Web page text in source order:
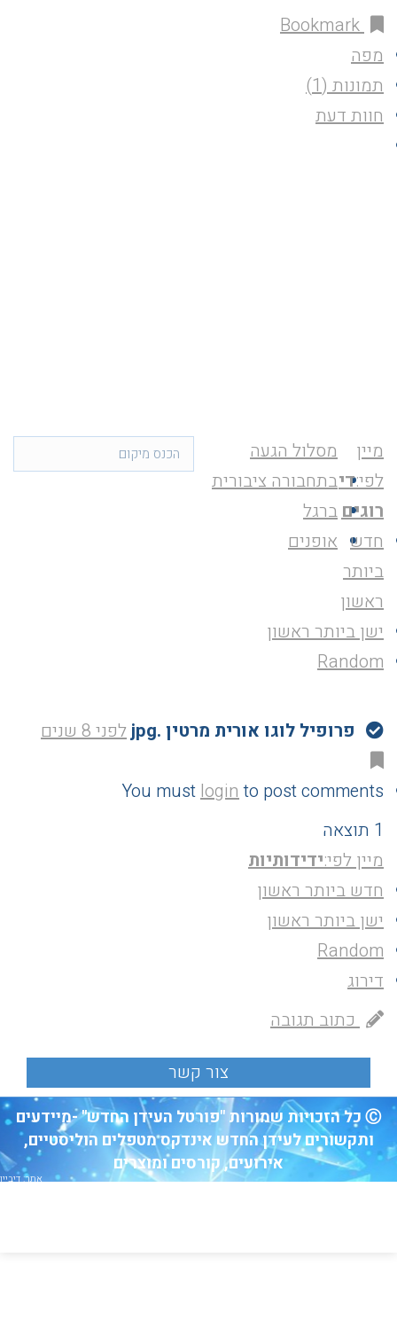
Bookmark
מפה
תמונות (1)
חוות דעת
מסלול הגעה
בתחבורה ציבורית
ברגל
אופנים
מיין
לפי:די
רוגים
חדש
ביותר
ראשון
ישן ביותר ראשון
Random
פרופיל לוגו אורית מרטין .jpg לפני 8 שנים
You mustloginto post comments
1 תוצאה
מיין לפי:ידידותיות
חדש ביותר ראשון
ישן ביותר ראשון
Random
דירוג
כתוב תגובה
Ⓒ כל הזכויות שמורות "פורטל העידן החדש" -מיידעים
ותקשורים לעידן החדש אינדקס מטפלים הוליסטיים,
אירועים, קורסים ומוצרים
אתר: דיביין